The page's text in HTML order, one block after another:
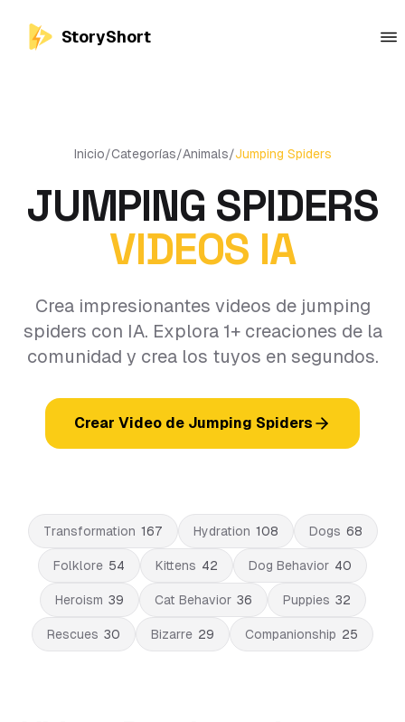
StoryShort
Inicio/Categorías/Animals/Jumping Spiders
JUMPING SPIDERS
VIDEOS IA
Crea impresionantes videos de jumping
spiders con IA. Explora 1+ creaciones de la
comunidad y crea los tuyos en segundos.
Crear Video de Jumping Spiders
Transformation 167 Hydration 108 Dogs 68
Folklore 54 Kittens 42 Dog Behavior 40
Heroism 39 Cat Behavior 36 Puppies 32
Rescues 30 Bizarre 29 Companionship 25